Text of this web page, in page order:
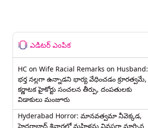
ఎడిటర్ ఎంపిక
HC on Wife Racial Remarks on Husband:
భర్త న‌ల్ల‌గా ఉన్నాడ‌ని భార్య వేధించ‌డం క్రూర‌త్వ‌మే,
కర్ణాటక హైకోర్టు సంచలన తీర్పు, దంపతులకు
విడాకులు మంజూరు
Hyderabad Horror: మానవత్వమా నీవెక్కడ,
హైదరాబాద్ శివార్లలో మహిళను వివస్త్రగా మార్చిన